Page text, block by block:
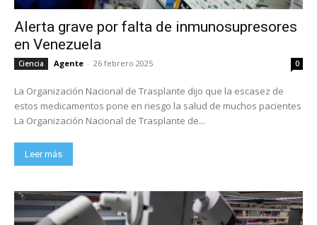
Alerta grave por falta de inmunosupresores
en Venezuela
Ciencia Agente - 26 febrero 2025 0
La Organización Nacional de Trasplante dijo que la escasez de
estos medicamentos pone en riesgo la salud de muchos pacientes
La Organización Nacional de Trasplante de...
Leer más